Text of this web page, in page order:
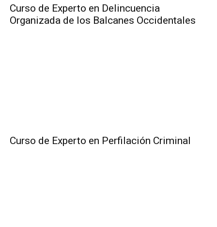
Curso de Experto en Delincuencia
Organizada de los Balcanes Occidentales
Curso de Experto en Perfilación Criminal